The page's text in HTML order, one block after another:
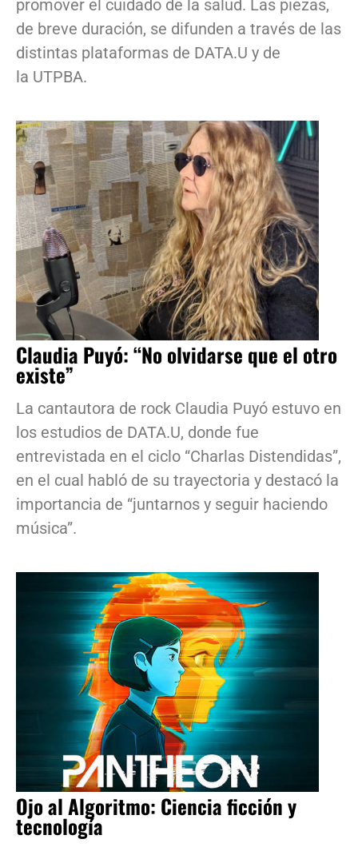
promover el cuidado de la salud. Las piezas,
de breve duración, se difunden a través de las
distintas plataformas de DATA.U y de
la UTPBA.
Claudia Puyó: “No olvidarse que el otro
existe”
La cantautora de rock Claudia Puyó estuvo en
los estudios de DATA.U, donde fue
entrevistada en el ciclo “Charlas Distendidas”,
en el cual habló de su trayectoria y destacó la
importancia de “juntarnos y seguir haciendo
música”.
Ojo al Algoritmo: Ciencia ficción y
tecnología